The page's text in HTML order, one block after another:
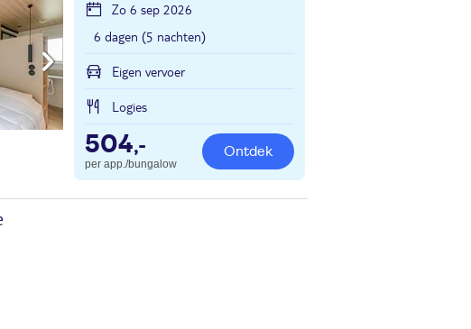
Zo 6 sep 2026
6 dagen (5 nachten)
Eigen vervoer
Logies
504,-
per app./bungalow
Ontdek